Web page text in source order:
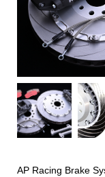
AP Racing Brake